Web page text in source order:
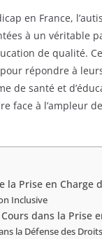
en France,
à un véritable
de qualité.
répondre à
de santé et
face à l’ampleur
la Prise en Charge
Inclusive
dans la Prise
la Défense des